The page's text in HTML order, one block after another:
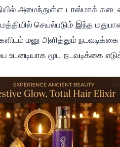
அமைந்துள்ள டாஸ்மாக்
மத்தியில் செயல்படும் இந்த
மனு அளித்தும்
உடனடியாக மூட நடவடிக்கை